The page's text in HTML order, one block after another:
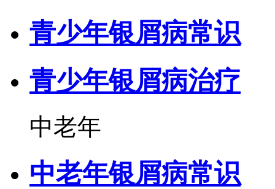
青少年银屑病常识
青少年银屑病治疗
中老年
中老年银屑病常识